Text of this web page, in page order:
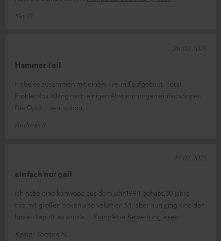
Kay D.
Hammer Teil
Habe es zusammen mit einem Freund aufgebaut. Total
Problemlos. Klang nach einigen Abstimmungen einfach Super.
Die Optik - sehr schön.
Andreas B.
26.02.2025
einfach nur geil
ich habe eine kenwood aus dem jahr 1994 gehabt,30 jahre
top,mit großen boxen also volumen,5.1 ,aber nun ging eine der
boxen kaputt,es wurde
Komplette Bewertung lesen
Reiner Torsten N.
19.02.2025